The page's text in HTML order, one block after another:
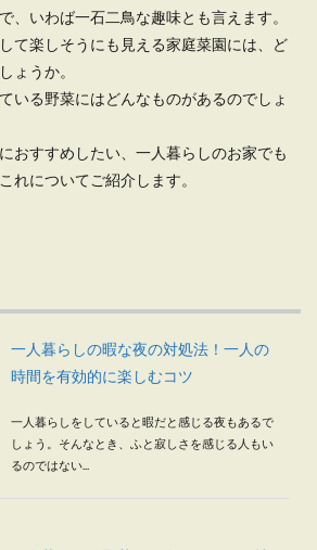
、いわば一石二鳥な趣味とも言えます。
て楽しそうにも見える家庭菜園には、ど
ょうか。
いる野菜にはどんなものがあるのでしょ
おすすめしたい、一人暮らしのお家でも
れについてご紹介します。
一人暮らしの暇な夜の対処法！一人の
時間を有効的に楽しむコツ
一人暮らしをしていると暇だと感じる夜もあるで
しょう。そんなとき、ふと寂しさを感じる人もい
るのではない...